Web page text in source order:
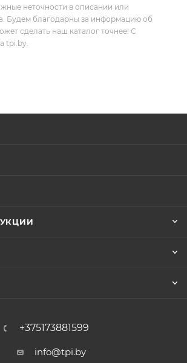
неточности в описании или
Будем благодарны за информацию об
сделать наш каталог точнее! С
tpi.by.
+375173881599
info@tpi.by